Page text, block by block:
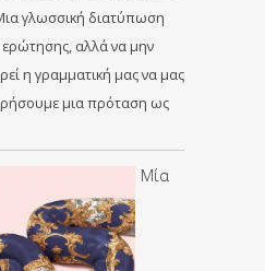
γλωσσική διατύπωση
αλλά να μην
η γραμματική μας να μας
μια πρόταση ως
Μία